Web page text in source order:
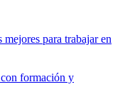
mejores para trabajar en
formación y